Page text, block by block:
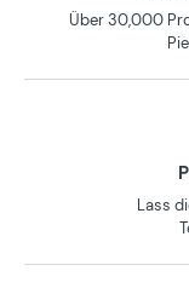
Über 30,000
Lass